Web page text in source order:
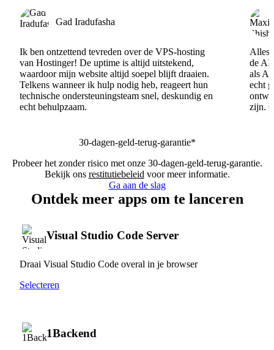
Gad Iradufasha
Ik ben ontzettend tevreden over de VPS-hosting
van Hostinger! De uptime is altijd uitstekend,
waardoor mijn website altijd soepel blijft draaien.
Telkens wanneer ik hulp nodig heb, reageert hun
technische ondersteuningsteam snel, deskundig en
echt behulpzaam.
Alles
de
als AI
echt
zijn.
30-dagen-geld-terug-garantie*
Probeer het zonder risico met onze 30-dagen-geld-terug-garantie.
Bekijk ons restitutiebeleid voor meer informatie.
Ga aan de slag
Ontdek meer apps om te lanceren
Visual Studio Code Server
Draai Visual Studio Code overal in je browser
Selecteren
1Backend